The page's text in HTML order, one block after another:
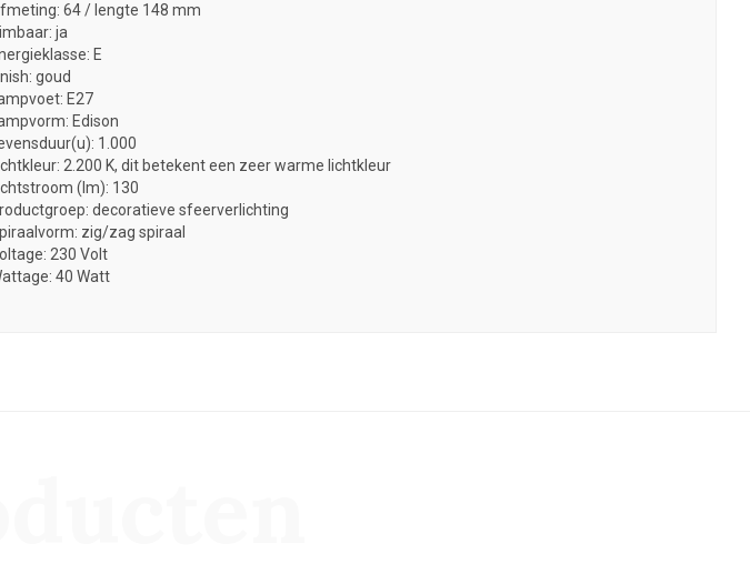
64 / lengte 148 mm
ja
E
goud
E27
Edison
1.000
2.200 K, dit betekent een zeer warme lichtkleur
(lm): 130
decoratieve sfeerverlichting
zig/zag spiraal
230 Volt
40 Watt